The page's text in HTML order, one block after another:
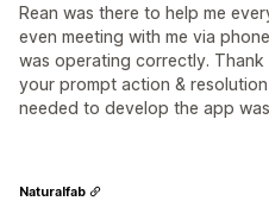
Rean was there to help me
even meeting with me via
was operating correctly.
your prompt action &
needed to develop the app
Naturalfab